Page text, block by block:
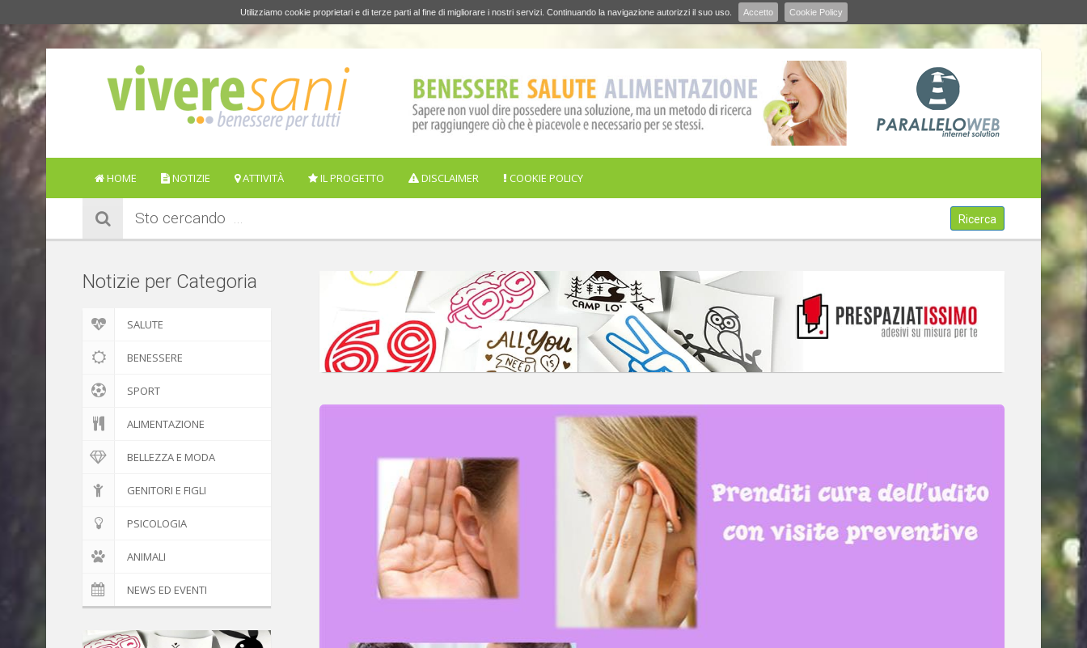
Utilizziamo cookie proprietari e di terze parti al fine di migliorare i nostri servizi. Continuando la navigazione autorizzi il suo uso. Accetto Cookie Policy
HOME NOTIZIE ATTIVITÀ IL PROGETTO DISCLAIMER COOKIE POLICY
Sto cercando Ricerca
Notizie per Categoria
SALUTE
BENESSERE
SPORT
ALIMENTAZIONE
BELLEZZA E MODA
GENITORI E FIGLI
PSICOLOGIA
ANIMALI
NEWS ED EVENTI